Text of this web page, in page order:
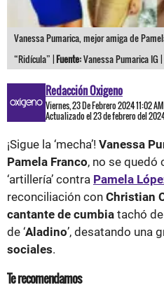
Vanessa Pumarica, mejor amiga de
“Ridícula” |Fuente:Vanessa Pumarica IG
Redacción Oxigeno
Viernes, 23 De Febrero 2024 11:02 AM
Actualizado el 23 de febrero del
¡Sigue la ‘mecha’! Vanessa
Pamela Franco, no se quedó
‘artillería’ contra Pamela
reconciliación con Christian
cantante de cumbia tachó de
de ‘Aladino’, desatando una
sociales.
Te recomendamos